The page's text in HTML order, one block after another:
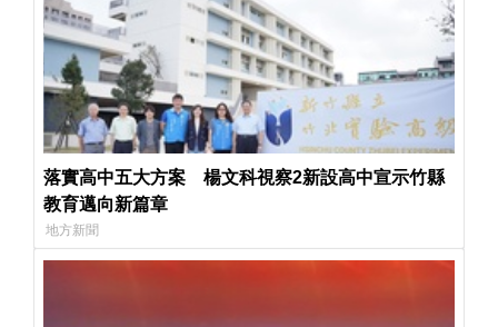
落實高中五大方案 楊文科視察2新設高中宣示竹縣
教育邁向新篇章
地方新聞